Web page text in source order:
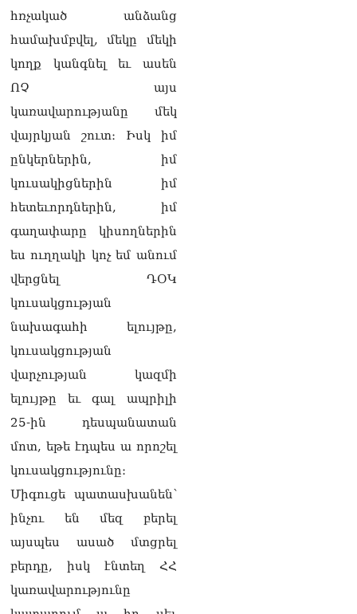
հռչակած անձանց
համախմբվել, մեկը մեկի
կողք կանգնել եւ ասեն
ՈՉ այս
կառավարությանը մեկ
վայրկյան շուտ։ Իսկ իմ
ընկերներին, իմ
կուսակիցներին իմ
հետեւորդներին, իմ
գաղափարը կիսողներին
ես ուղղակի կոչ եմ անում
վերցնել ԴՕԿ
կուսակցության
նախագահի ելույթը,
կուսակցության
վարչության կազմի
ելույթը եւ գալ ապրիլի
25-ին դեսպանատան
մոտ, եթե էդպես ա որոշել
կուսակցությունը։
Միգուցե պատասխանեն՝
ինչու են մեզ բերել
այսպես ասած մտցրել
բերդը, իսկ էնտեղ ՀՀ
կառավարությունը